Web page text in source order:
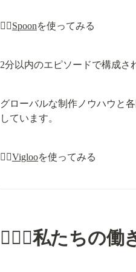
👉🏻Spoonを使ってみる
2分以内のエピソードで構成さ
グローバルな制作ノウハウと
しています。
👉🏻Viglooを使ってみる
🏃🏻‍♂️私たちの働